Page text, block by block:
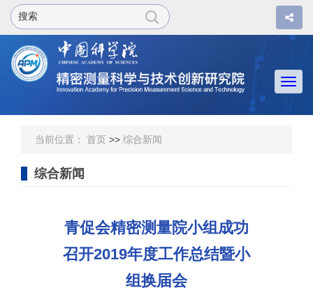
当前位置： 首页 >> 综合新闻
综合新闻
青促会精密测量院小组成功
召开2019年度工作总结暨小
组换届会